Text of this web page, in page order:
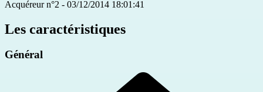
Acquéreur n°2 - 03/12/2014 18:01:41
Les caractéristiques
Général